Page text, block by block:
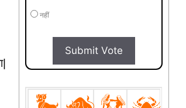
नहीं
Submit Vote